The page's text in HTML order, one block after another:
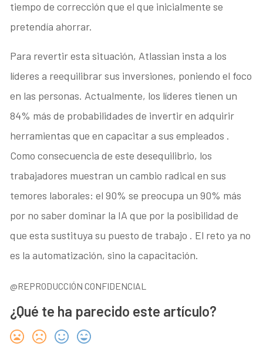
tiempo de corrección que el que inicialmente se
pretendía ahorrar.
Para revertir esta situación, Atlassian insta a los
líderes a reequilibrar sus inversiones, poniendo el foco
en las personas. Actualmente, los líderes tienen un
84% más de probabilidades de invertir en adquirir
herramientas que en capacitar a sus empleados .
Como consecuencia de este desequilibrio, los
trabajadores muestran un cambio radical en sus
temores laborales: el 90% se preocupa un 90% más
por no saber dominar la IA que por la posibilidad de
que esta sustituya su puesto de trabajo . El reto ya no
es la automatización, sino la capacitación.
@REPRODUCCIÓN CONFIDENCIAL
¿Qué te ha parecido este artículo?